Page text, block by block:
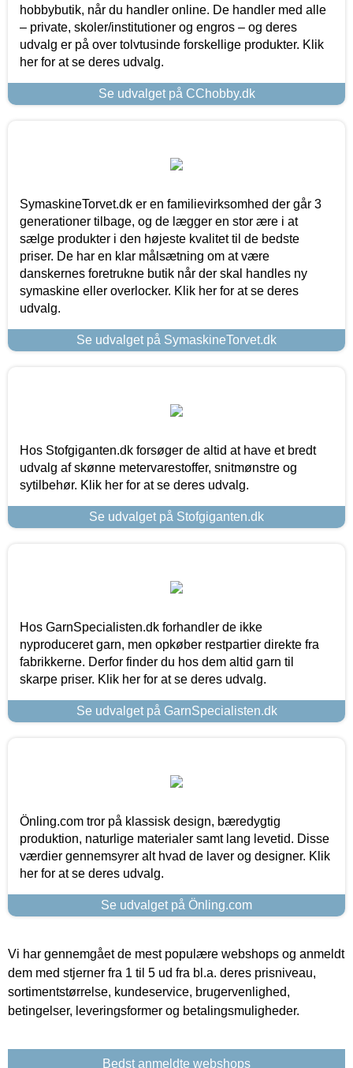
hobbybutik, når du handler online. De handler med alle
– private, skoler/institutioner og engros – og deres
udvalg er på over tolvtusinde forskellige produkter. Klik
her for at se deres udvalg.
Se udvalget på CChobby.dk
SymaskineTorvet.dk er en familievirksomhed der går 3
generationer tilbage, og de lægger en stor ære i at
sælge produkter i den højeste kvalitet til de bedste
priser. De har en klar målsætning om at være
danskernes foretrukne butik når der skal handles ny
symaskine eller overlocker. Klik her for at se deres
udvalg.
Se udvalget på SymaskineTorvet.dk
Hos Stofgiganten.dk forsøger de altid at have et bredt
udvalg af skønne metervarestoffer, snitmønstre og
sytilbehør. Klik her for at se deres udvalg.
Se udvalget på Stofgiganten.dk
Hos GarnSpecialisten.dk forhandler de ikke
nyproduceret garn, men opkøber restpartier direkte fra
fabrikkerne. Derfor finder du hos dem altid garn til
skarpe priser. Klik her for at se deres udvalg.
Se udvalget på GarnSpecialisten.dk
Önling.com tror på klassisk design, bæredygtig
produktion, naturlige materialer samt lang levetid. Disse
værdier gennemsyrer alt hvad de laver og designer. Klik
her for at se deres udvalg.
Se udvalget på Önling.com
Vi har gennemgået de mest populære webshops og anmeldt
dem med stjerner fra 1 til 5 ud fra bl.a. deres prisniveau,
sortimentstørrelse, kundeservice, brugervenlighed,
betingelser, leveringsformer og betalingsmuligheder.
Bedst anmeldte webshops